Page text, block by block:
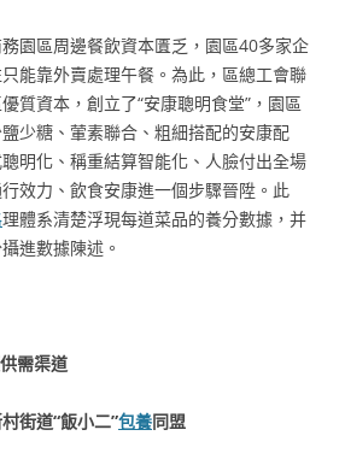
園區周邊餐飲資本匱乏，園區40多家企
能靠外賣處理午餐。為此，區總工會聯
質資本，創立了“安康聰明食堂”，園區
少糖、葷素聯合、粗細搭配的安康配
明化、稱重結算智能化、人臉付出全場
效力、飲食安康進一個步驟晉陞。此
理體系清楚浮現每道菜品的養分數據，并
進數據陳述。
需渠道
街道“飯小二”包養同盟